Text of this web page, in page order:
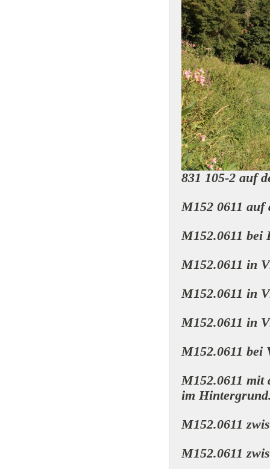
831 105-2 auf
M152 0611 auf
M152.0611 bei
M152.0611 in
M152.0611 in
M152.0611 in
M152.0611 bei
M152.0611 mit
im
M152.0611
M152.0611